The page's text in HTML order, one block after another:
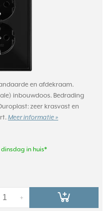
en afdekraam.
inbouwdoos. Bedrading
zeer krasvast en
Meer informatie »
dinsdag in huis*
+